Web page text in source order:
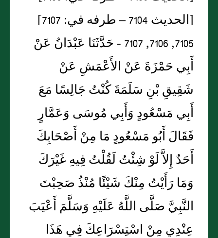
[الحديث 7104 – طرفه في: 7107]
7105, 7106, 7107 - حَدَّثَنَا عَبْدَانُ عَنْ
أَبِي حَمْزَةَ عَنْ الأَعْمَشِ عَنْ
شَقِيقِ بْنِ سَلَمَةَ كُنْتُ جَالِسًا مَعَ
أَبِي مَسْعُودٍ وَأَبِي مُوسَى وَعَمَّارٍ
فَقَالَ أَبُو مَسْعُودٍ مَا مِنْ أَصْحَابِكَ
أَحَدٌ إِلاَّ لَوْ شِئْتُ لَقُلْتُ فِيهِ غَيْرَكَ
وَمَا رَأَيْتُ مِنْكَ شَيْئًا مُنْذُ صَحِبْتَ
النَّبِيَّ صَلَّى اللَّهُ عَلَيْهِ وَسَلَّمَ أَعْيَبَ
عِنْدِي مِنْ اسْتِسْرَاعِكَ فِي هَذَا